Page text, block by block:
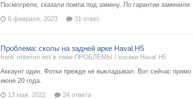
Посмотрели, сказали помпа под замену. По гарантии
6 февраля, 2023
31 ответ
Проблема: сколы на задней арке Haval H5
frank ответил est в теме ПРОБЛЕМЫ / косяки Haval H5
Аккаунт один. Фотки прежде не выкладывал. Вот сейчас
июне 20 года.
13 мая, 2022
24 ответа